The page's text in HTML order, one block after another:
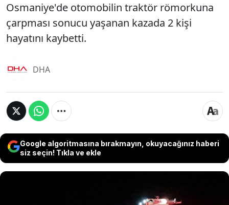
Osmaniye'de otomobilin traktör römorkuna
çarpması sonucu yaşanan kazada 2 kişi
hayatını kaybetti.
DHA
Google algoritmasına bırakmayın, okuyacağınız haberi
siz seçin! Tıkla ve ekle